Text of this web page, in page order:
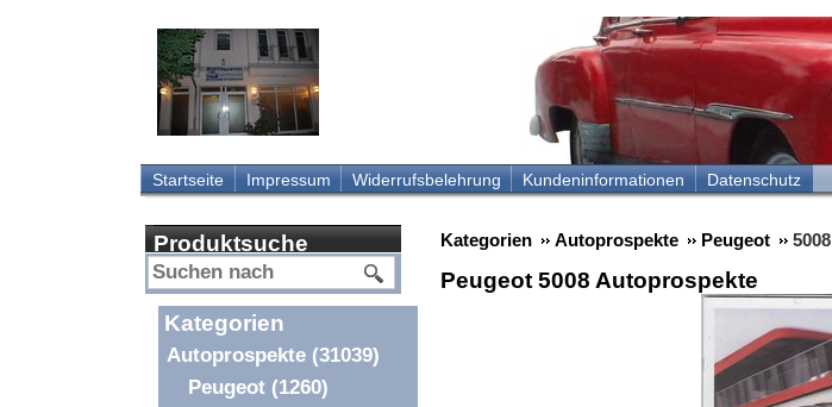
Startseite Impressum Widerrufsbelehrung Kundeninformationen Datenschutz
Produktsuche
Kategorien
Autoprospekte (31039)
Peugeot (1260)
Kategorien Autoprospekte Peugeot 5008
Peugeot 5008 Autoprospekte